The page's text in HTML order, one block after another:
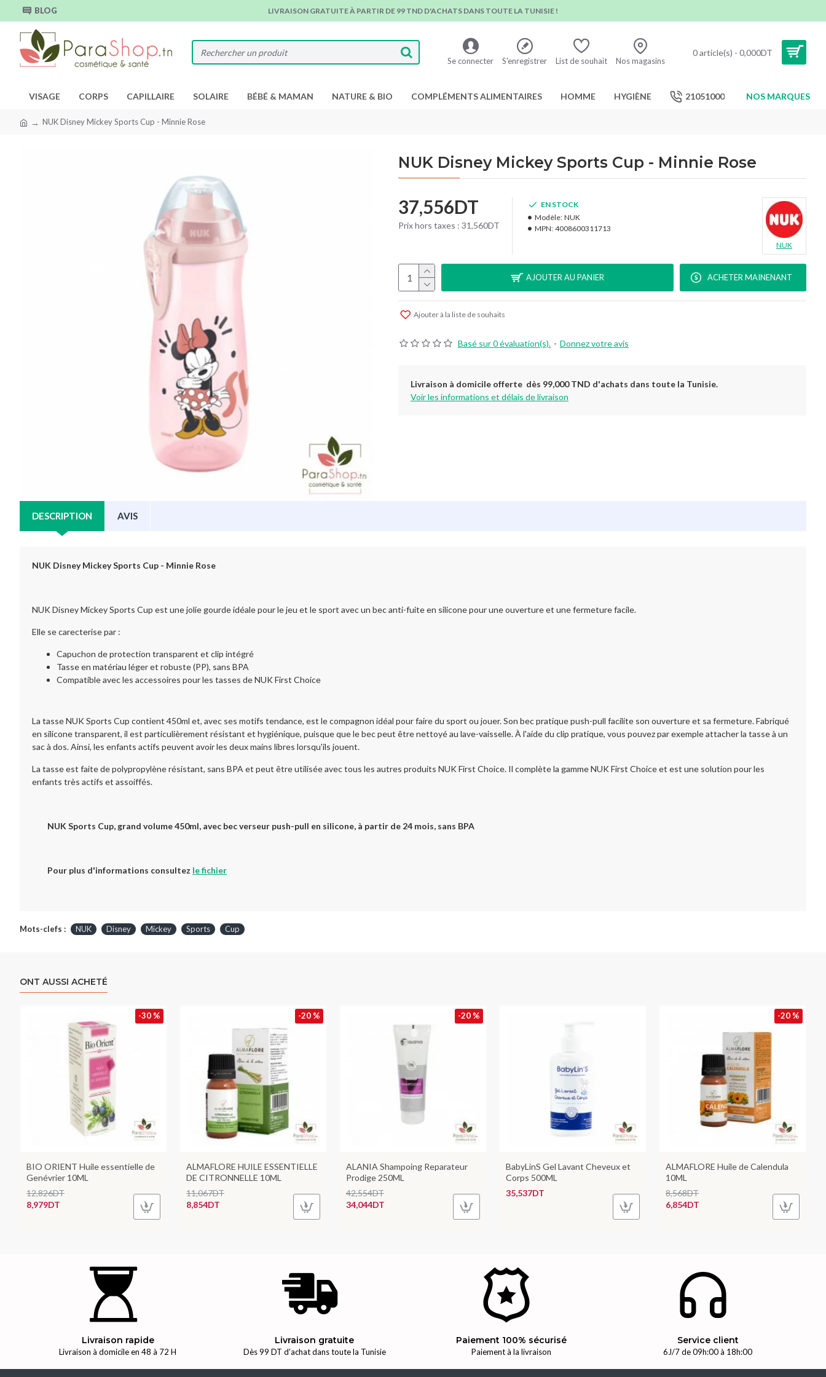
BLOG LIVRAISON GRATUITE À PARTIR DE 99 TND D'ACHATS DANS TOUTE LA TUNISIE !
Se connecter S'enregistrer List de souhait Nos magasins
0 article(s) - 0,000DT
VISAGE CORPS CAPILLAIRE SOLAIRE BÉBÉ & MAMAN NATURE & BIO COMPLÉMENTS ALIMENTAIRES HOMME HYGIÈNE 21051000 NOS MARQUES
NUK Disney Mickey Sports Cup - Minnie Rose
NUK Disney Mickey Sports Cup - Minnie Rose
Basé sur 0 évaluation(s). - Donnez votre avis
37,556DT
Prix hors taxes : 31,560DT
EN STOCK
Modèle: NUK
MPN: 4008600311713
NUK
AJOUTER AU PANIER ACHETER MAINENANT
Ajouter à la liste de souhaits
Livraison à domicile offerte dès 99,000 TND d'achats dans toute la Tunisie.
Voir les informations et délais de livraison
DESCRIPTION AVIS
NUK Disney Mickey Sports Cup - Minnie Rose
NUK Disney Mickey Sports Cup est une jolie gourde idéale pour le jeu et le sport avec un bec anti-fuite en silicone pour une ouverture et une fermeture facile.
Elle se carecterise par :
Capuchon de protection transparent et clip intégré
Tasse en matériau léger et robuste (PP), sans BPA
Compatible avec les accessoires pour les tasses de NUK First Choice
La tasse NUK Sports Cup contient 450ml et, avec ses motifs tendance, est le compagnon idéal pour faire du sport ou jouer. Son bec pratique push-pull facilite son ouverture et sa fermeture. Fabriqué
en silicone transparent, il est particulièrement résistant et hygiénique, puisque que le bec peut être nettoyé au lave-vaisselle. À l'aide du clip pratique, vous pouvez par exemple attacher la tasse à un
sac à dos. Ainsi, les enfants actifs peuvent avoir les deux mains libres lorsqu'ils jouent.
La tasse est faite de polypropylène résistant, sans BPA et peut être utilisée avec tous les autres produits NUK First Choice. Il complète la gamme NUK First Choice et est une solution pour les
enfants très actifs et assoiffés.
NUK Sports Cup, grand volume 450ml, avec bec verseur push-pull en silicone, à partir de 24 mois, sans BPA
Pour plus d'informations consultez le fichier
Mots-clefs : NUK Disney Mickey Sports Cup
ONT AUSSI ACHETÉ
-30 %
BIO ORIENT Huile essentielle de
Genévrier 10ML
8,979DT
12,826DT
-20 %
ALMAFLORE HUILE ESSENTIELLE
DE CITRONNELLE 10ML
8,854DT
11,067DT
-20 %
ALANIA Shampoing Reparateur
Prodige 250ML
34,044DT
42,554DT
BabyLinS Gel Lavant Cheveux et
Corps 500ML
35,537DT
-20 %
ALMAFLORE Huile de Calendula
10ML
6,854DT
8,568DT
Livraison rapide
Livraison à domicile en 48 à 72 H
Livraison gratuite
Dès 99 DT d'achat dans toute la Tunisie
Paiement 100% sécurisé
Paiement à la livraison
Service client
6J/7 de 09h:00 à 18h:00